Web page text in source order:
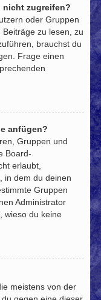
nicht zugreifen?
oder Gruppen
zu lesen, zu
brauchst du
Frage einen
anfügen?
Gruppen und
Board-
erlaubt,
in dem du deinen
Gruppen
Administrator
wieso du keine
meistens von der